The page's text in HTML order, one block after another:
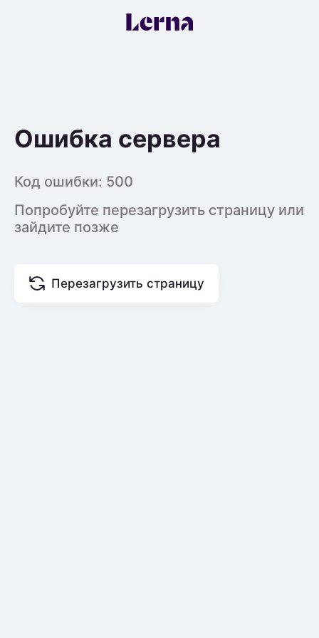
Ошибка сервера
Код ошибки: 500
Попробуйте перезагрузить страницу или
зайдите позже
Перезагрузить страницу